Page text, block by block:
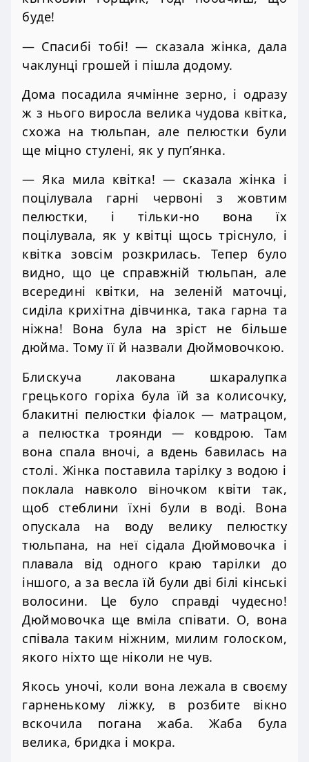
буде!
— Спасибі тобі! — сказала жінка, дала
чаклунці грошей і пішла додому.
Дома посадила ячмінне зерно, і одразу
ж з нього виросла велика чудова квітка,
схожа на тюльпан, але пелюстки були
ще міцно стулені, як у пуп’янка.
— Яка мила квітка! — сказала жінка і
поцілувала гарні червоні з жовтим
пелюстки, і тільки-но вона їх
поцілувала, як у квітці щось тріснуло, і
квітка зовсім розкрилась. Тепер було
видно, що це справжній тюльпан, але
всередині квітки, на зеленій маточці,
сиділа крихітна дівчинка, така гарна та
ніжна! Вона була на зріст не більше
дюйма. Тому її й назвали Дюймовочкою.
Блискуча лакована шкаралупка
грецького горіха була їй за колисочку,
блакитні пелюстки фіалок — матрацом,
а пелюстка троянди — ковдрою. Там
вона спала вночі, а вдень бавилась на
столі. Жінка поставила тарілку з водою і
поклала навколо віночком квіти так,
щоб стеблини їхні були в воді. Вона
опускала на воду велику пелюстку
тюльпана, на неї сідала Дюймовочка і
плавала від одного краю тарілки до
іншого, а за весла їй були дві білі кінські
волосини. Це було справді чудесно!
Дюймовочка ще вміла співати. О, вона
співала таким ніжним, милим голоском,
якого ніхто ще ніколи не чув.
Якось уночі, коли вона лежала в своєму
гарненькому ліжку, в розбите вікно
вскочила погана жаба. Жаба була
велика, бридка і мокра.